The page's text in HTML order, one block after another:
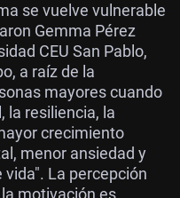
se vuelve vulnerable
Gemma Pérez
CEU San Pablo,
a raíz de la
mayores cuando
la resiliencia, la
crecimiento
menor ansiedad y
La percepción
motivación es